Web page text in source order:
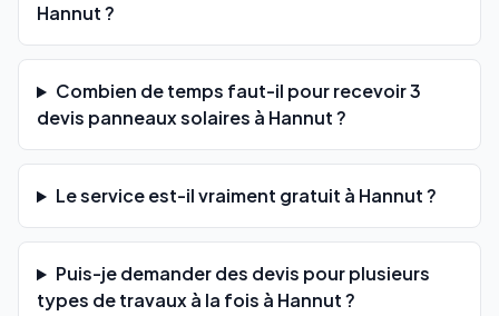
Hannut ?
Combien de temps faut-il pour recevoir 3
devis panneaux solaires à Hannut ?
Le service est-il vraiment gratuit à Hannut ?
Puis-je demander des devis pour plusieurs
types de travaux à la fois à Hannut ?